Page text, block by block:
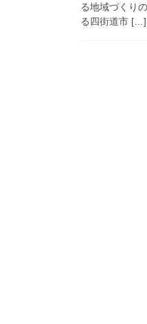
る地域づくり
る四街道市 […]